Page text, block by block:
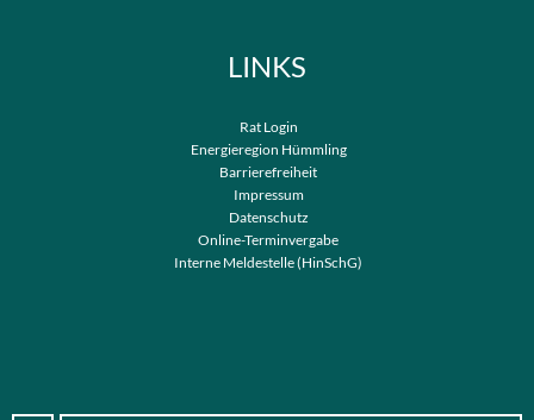
LINKS
Rat Login
Energieregion Hümmling
Barrierefreiheit
Impressum
Datenschutz
Online-Terminvergabe
Interne Meldestelle (HinSchG)